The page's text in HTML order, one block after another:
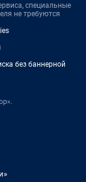
специальные
не требуются
без баннерной